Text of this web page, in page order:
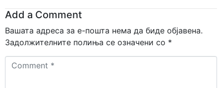
Add a Comment
Вашата адреса за е-пошта нема да биде објавена.
Задолжителните полиња се означени со *
Comment